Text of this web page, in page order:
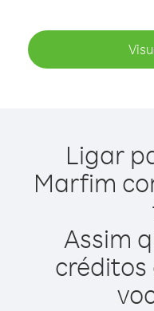
Ligar
Marfim
Assim
créditos